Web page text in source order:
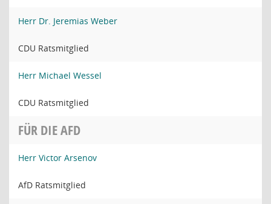
Herr Dr. Jeremias Weber
CDU Ratsmitglied
Herr Michael Wessel
CDU Ratsmitglied
FÜR DIE AFD
Herr Victor Arsenov
AfD Ratsmitglied